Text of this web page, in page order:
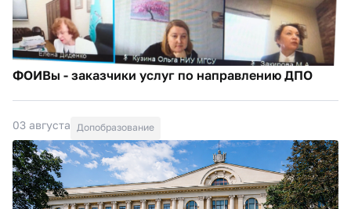
ФОИВы - заказчики услуг по направлению ДПО
03 августа Допобразование